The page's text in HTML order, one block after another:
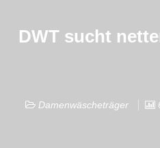
DWT sucht
Damenwäscheträger